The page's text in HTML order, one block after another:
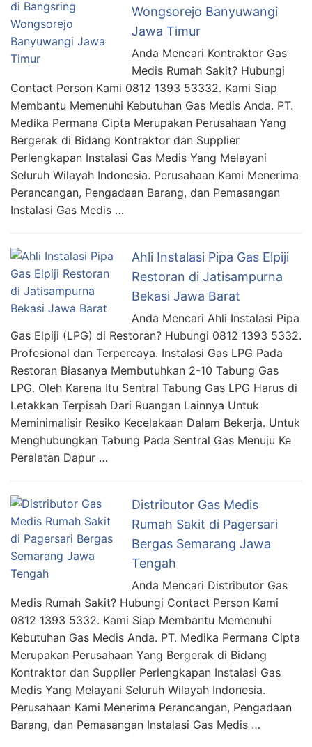
Wongsorejo Banyuwangi
Jawa Timur
Anda Mencari Kontraktor Gas
Medis Rumah Sakit? Hubungi
Contact Person Kami 0812 1393 53332. Kami Siap
Membantu Memenuhi Kebutuhan Gas Medis Anda. PT.
Medika Permana Cipta Merupakan Perusahaan Yang
Bergerak di Bidang Kontraktor dan Supplier
Perlengkapan Instalasi Gas Medis Yang Melayani
Seluruh Wilayah Indonesia. Perusahaan Kami Menerima
Perancangan, Pengadaan Barang, dan Pemasangan
Instalasi Gas Medis …
Ahli Instalasi Pipa Gas Elpiji
Restoran di Jatisampurna
Bekasi Jawa Barat
Anda Mencari Ahli Instalasi Pipa
Gas Elpiji (LPG) di Restoran? Hubungi 0812 1393 5332.
Profesional dan Terpercaya. Instalasi Gas LPG Pada
Restoran Biasanya Membutuhkan 2-10 Tabung Gas
LPG. Oleh Karena Itu Sentral Tabung Gas LPG Harus di
Letakkan Terpisah Dari Ruangan Lainnya Untuk
Meminimalisir Resiko Kecelakaan Dalam Bekerja. Untuk
Menghubungkan Tabung Pada Sentral Gas Menuju Ke
Peralatan Dapur …
Distributor Gas Medis
Rumah Sakit di Pagersari
Bergas Semarang Jawa
Tengah
Anda Mencari Distributor Gas
Medis Rumah Sakit? Hubungi Contact Person Kami
0812 1393 5332. Kami Siap Membantu Memenuhi
Kebutuhan Gas Medis Anda. PT. Medika Permana Cipta
Merupakan Perusahaan Yang Bergerak di Bidang
Kontraktor dan Supplier Perlengkapan Instalasi Gas
Medis Yang Melayani Seluruh Wilayah Indonesia.
Perusahaan Kami Menerima Perancangan, Pengadaan
Barang, dan Pemasangan Instalasi Gas Medis …